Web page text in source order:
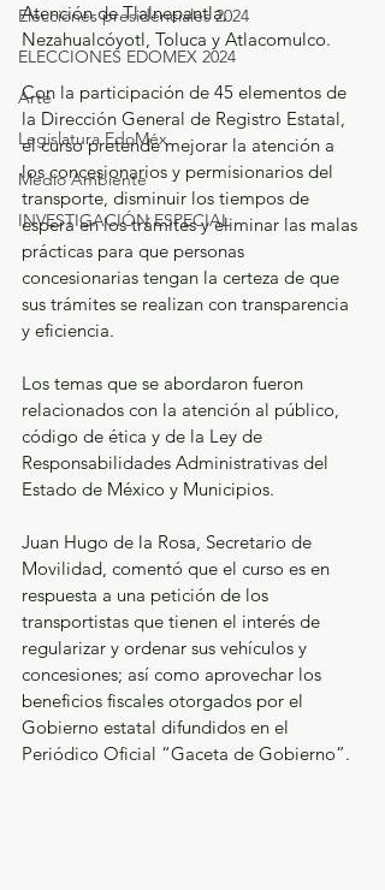
Elecciones presidenciales 2024
ELECCIONES EDOMEX 2024
Arte
Legislatura EdoMéx
Medio Ambiente
INVESTIGACIÓN ESPECIAL
Atención de Tlalnepantla,
Nezahualcóyotl, Toluca y Atlacomulco.
Con la participación de 45 elementos de
la Dirección General de Registro Estatal,
el curso pretende mejorar la atención a
los concesionarios y permisionarios del
transporte, disminuir los tiempos de
espera en los trámites y eliminar las malas
prácticas para que personas
concesionarias tengan la certeza de que
sus trámites se realizan con transparencia
y eficiencia.
Los temas que se abordaron fueron
relacionados con la atención al público,
código de ética y de la Ley de
Responsabilidades Administrativas del
Estado de México y Municipios.
Juan Hugo de la Rosa, Secretario de
Movilidad, comentó que el curso es en
respuesta a una petición de los
transportistas que tienen el interés de
regularizar y ordenar sus vehículos y
concesiones; así como aprovechar los
beneficios fiscales otorgados por el
Gobierno estatal difundidos en el
Periódico Oficial “Gaceta de Gobierno”.